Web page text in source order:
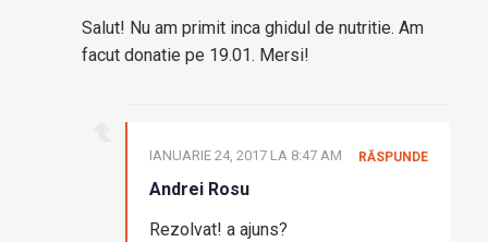
Salut! Nu am primit inca ghidul de nutritie. Am
facut donatie pe 19.01. Mersi!
Andrei Rosu
IANUARIE 24, 2017 LA 8:47 AM
Rezolvat! a ajuns?
RĂSPUNDE